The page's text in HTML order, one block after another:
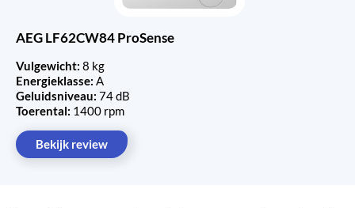
AEG LF62CW84 ProSense
Vulgewicht: 8 kg
Energieklasse: A
Geluidsniveau: 74 dB
Toerental: 1400 rpm
Bekijk review